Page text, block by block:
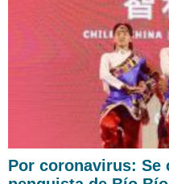
Por coronavirus: Se